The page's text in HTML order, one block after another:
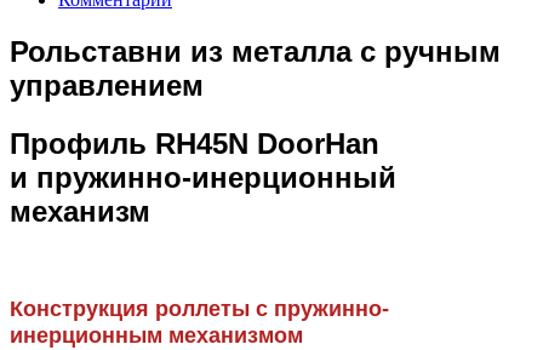
Рольставни из металла с ручным
управлением
Профиль RH45N DoorHan
и пружинно-инерционный
механизм
Конструкция роллеты с пружинно-
инерционным механизмом